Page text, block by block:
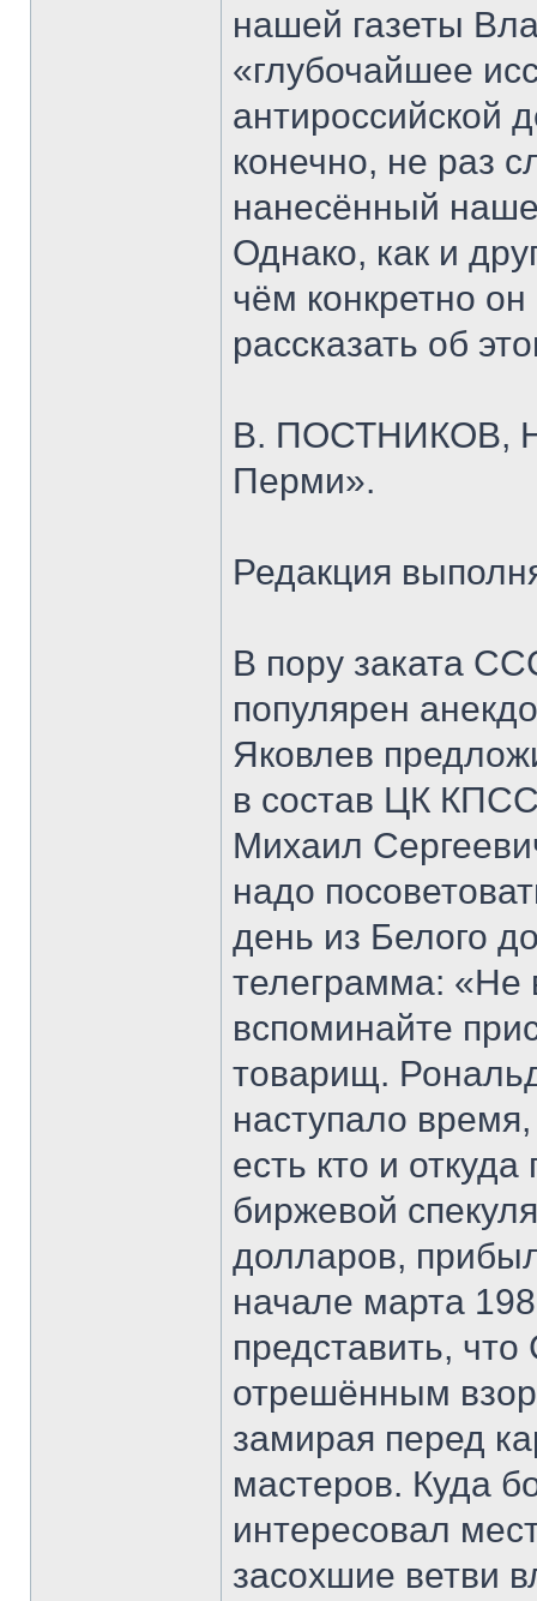
нашей газеты
«глубочайшее
антироссийской
конечно, не раз
нанесённый
Однако, как и
чём конкретно
рассказать об
В. ПОСТНИКОВ,
Перми».
Редакция
В пору заката
популярен
Яковлев
в состав ЦК
Михаил
надо
день из Белого
телеграмма: «Не
вспоминайте
товарищ.
наступало
есть кто и
биржевой
долларов,
начале марта
представить,
отрешённым
замирая перед
мастеров. Куда
интересовал
засохшие ветви